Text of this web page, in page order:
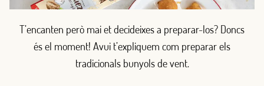
T’encanten però mai et decideixes a preparar-los? Doncs
és el moment! Avui t’expliquem com preparar els
tradicionals bunyols de vent.